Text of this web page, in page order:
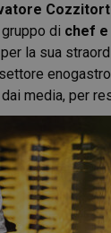
di chef
la sua
media, per